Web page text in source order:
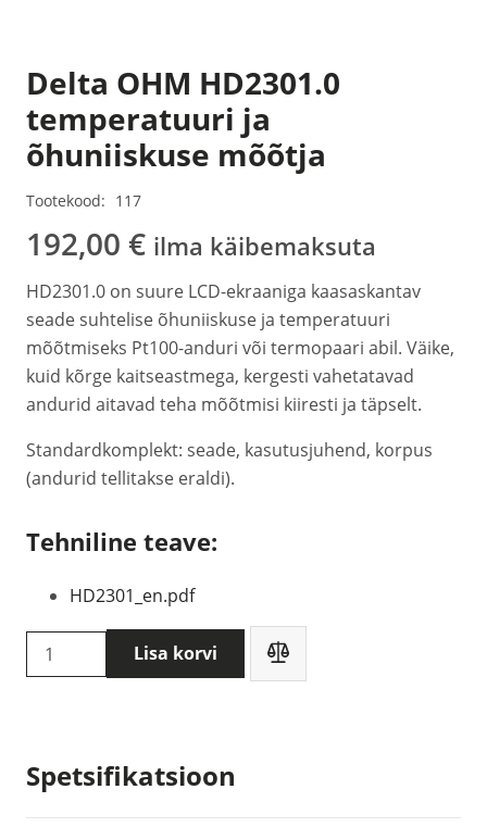
Delta OHM HD2301.0
temperatuuri ja
õhuniiskuse mõõtja
Tootekood: 117
192,00 € ilma käibemaksuta
HD2301.0 on suure LCD-ekraaniga kaasaskantav
seade suhtelise õhuniiskuse ja temperatuuri
mõõtmiseks Pt100-anduri või termopaari abil. Väike,
kuid kõrge kaitseastmega, kergesti vahetatavad
andurid aitavad teha mõõtmisi kiiresti ja täpselt.
Standardkomplekt: seade, kasutusjuhend, korpus
(andurid tellitakse eraldi).
Tehniline teave:
HD2301_en.pdf
Delta
OHM
õhuniiskuse
mõõtja
Lisa korvi
Spetsifikatsioon